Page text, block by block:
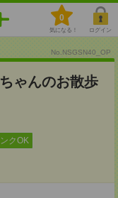
0
気になる！ ログイン
No.NSGSN40_OP
ゃんのお散歩
クOK